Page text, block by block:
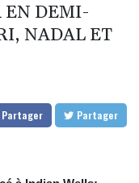
rejoint Arsenal
Ferrand-Prévot
EN DEMI-
NADAL ET
Partager Partager